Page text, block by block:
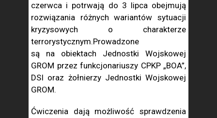
czerwca i potrwają do 3 lipca obejmują
rozwiązania różnych wariantów sytuacji
kryzysowych o charakterze
terrorystycznym.Prowadzone
są na obiektach Jednostki Wojskowej
GROM przez funkcjonariuszy CPKP „BOA”,
DSI oraz żołnierzy Jednostki Wojskowej
GROM.
Ćwiczenia dają możliwość sprawdzenia